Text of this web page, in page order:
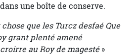
une boîte de conserve.
que les Turcz desfaé Que
grant plenté amené
au Roy de magesté»